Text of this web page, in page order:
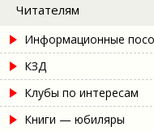
Читателям
Информационные
КЗД
Клубы по интересам
Книги — юбиляры